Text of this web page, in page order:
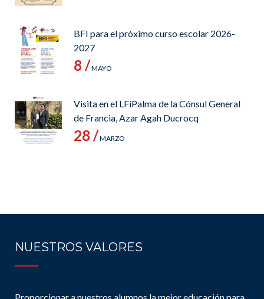
BFI para el próximo curso escolar 2026-
2027
8 /MAYO
Visita en el LFiPalma de la Cónsul General
de Francia, Azar Agah Ducrocq
28 /MARZO
NUESTROS VALORES